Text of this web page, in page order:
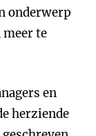
onderwerp
te
en
herziende